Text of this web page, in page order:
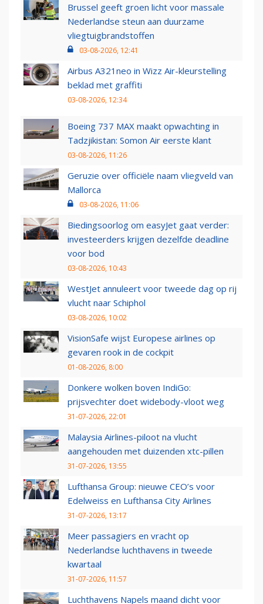
Brussel geeft groen licht voor massale
Nederlandse steun aan duurzame
vliegtuigbrandstoffen
03-08-2026, 12:41
Airbus A321neo in Wizz Air-kleurstelling
beklad met graffiti
03-08-2026, 12:34
Boeing 737 MAX maakt opwachting in
Tadzjikistan: Somon Air eerste klant
03-08-2026, 11:26
Geruzie over officiële naam vliegveld van
Mallorca
03-08-2026, 11:06
Biedingsoorlog om easyJet gaat verder:
investeerders krijgen dezelfde deadline
voor bod
03-08-2026, 10:43
WestJet annuleert voor tweede dag op rij
vlucht naar Schiphol
03-08-2026, 10:02
VisionSafe wijst Europese airlines op
gevaren rook in de cockpit
01-08-2026, 8:00
Donkere wolken boven IndiGo:
prijsvechter doet widebody-vloot weg
31-07-2026, 22:01
Malaysia Airlines-piloot na vlucht
aangehouden met duizenden xtc-pillen
31-07-2026, 13:55
Lufthansa Group: nieuwe CEO’s voor
Edelweiss en Lufthansa City Airlines
31-07-2026, 13:17
Meer passagiers en vracht op
Nederlandse luchthavens in tweede
kwartaal
31-07-2026, 11:57
Luchthavens Napels maand dicht voor